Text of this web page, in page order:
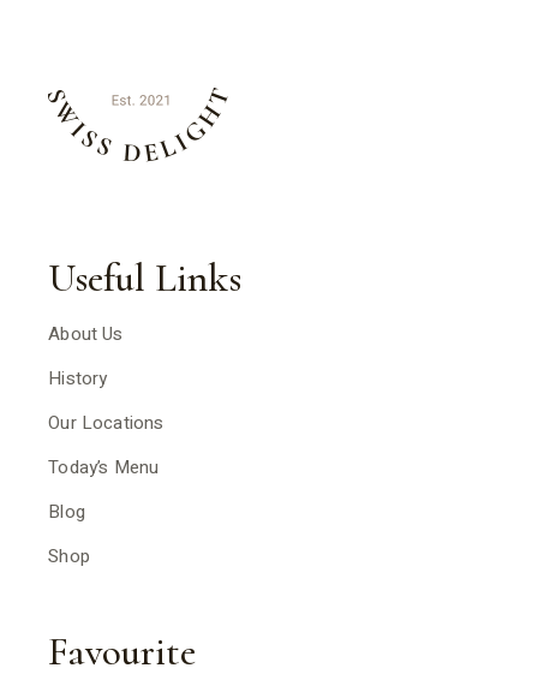
Useful Links
About Us
History
Our Locations
Today’s Menu
Blog
Shop
Favourite